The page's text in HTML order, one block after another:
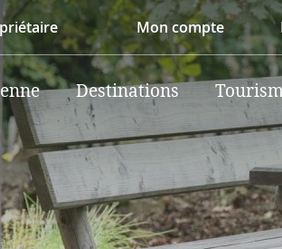
Mon compte
Destinations